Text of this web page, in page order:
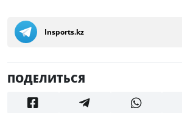
Insports.kz
ПОДЕЛИТЬСЯ